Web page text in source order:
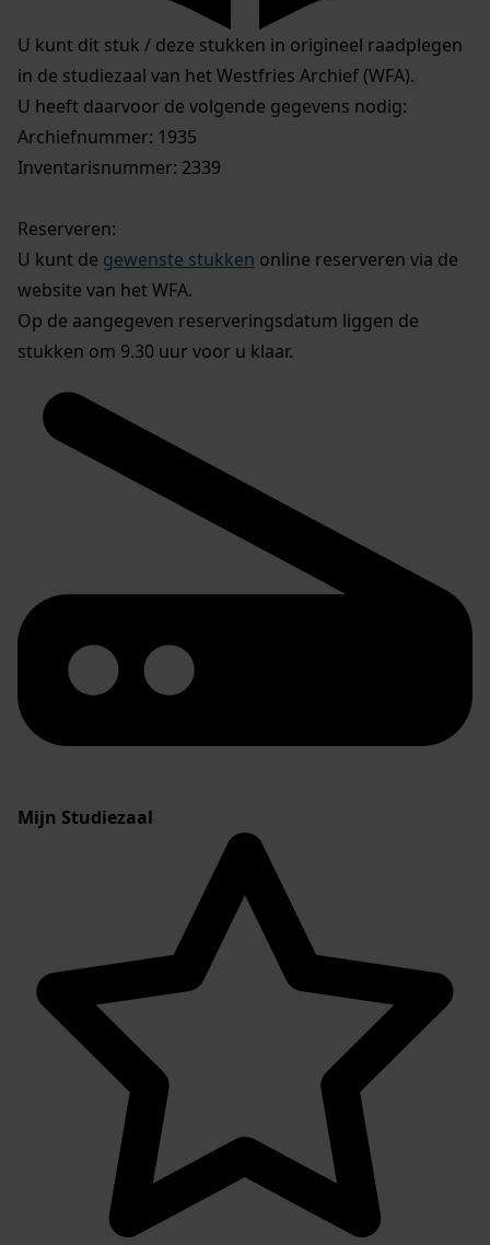
U kunt dit stuk / deze stukken in origineel raadplegen
in de studiezaal van het Westfries Archief (WFA).
U heeft daarvoor de volgende gegevens nodig:
Archiefnummer: 1935
Inventarisnummer: 2339
Reserveren:
U kunt de gewenste stukken online reserveren via de
website van het WFA.
Op de aangegeven reserveringsdatum liggen de
stukken om 9.30 uur voor u klaar.
Mijn Studiezaal